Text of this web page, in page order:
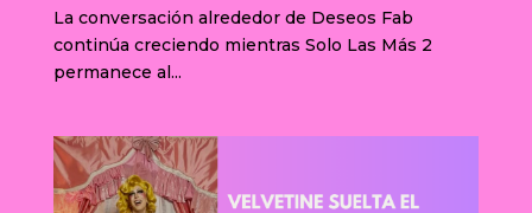
La conversación alrededor de Deseos Fab
continúa creciendo mientras Solo Las Más 2
permanece al...